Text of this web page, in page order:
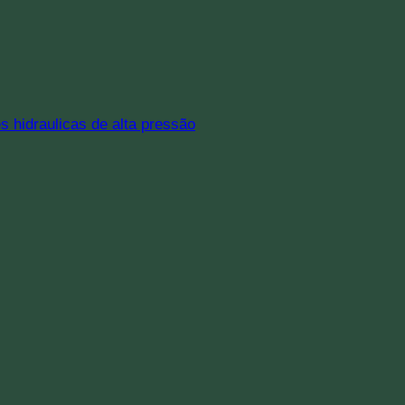
hidraulicas de alta pressão